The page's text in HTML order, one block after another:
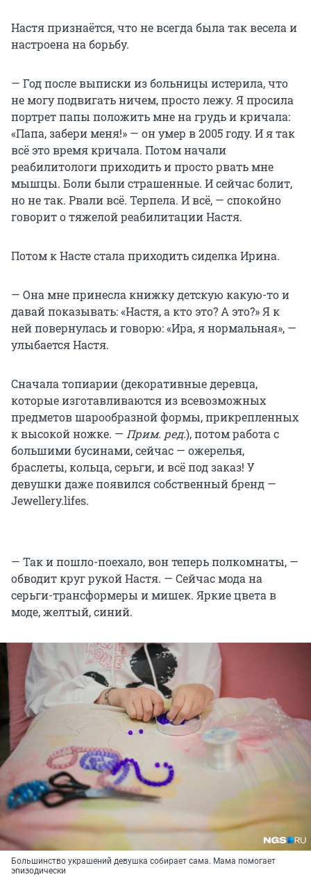
Настя признаётся, что не всегда была так весела и
настроена на борьбу.
— Год после выписки из больницы истерила, что
не могу подвигать ничем, просто лежу. Я просила
портрет папы положить мне на грудь и кричала:
«Папа, забери меня!» — он умер в 2005 году. И я так
всё это время кричала. Потом начали
реабилитологи приходить и просто рвать мне
мышцы. Боли были страшенные. И сейчас болит,
но не так. Рвали всё. Терпела. И всё, — спокойно
говорит о тяжелой реабилитации Настя.
Потом к Насте стала приходить сиделка Ирина.
— Она мне принесла книжку детскую какую-то и
давай показывать: «Настя, а кто это? А это?» Я к
ней повернулась и говорю: «Ира, я нормальная», —
улыбается Настя.
Сначала топиарии (декоративные деревца,
которые изготавливаются из всевозможных
предметов шарообразной формы, прикрепленных
к высокой ножке. — Прим. ред.), потом работа с
большими бусинами, сейчас — ожерелья,
браслеты, кольца, серьги, и всё под заказ! У
девушки даже появился собственный бренд —
Jewellery.lifes.
— Так и пошло-поехало, вон теперь полкомнаты, —
обводит круг рукой Настя. — Сейчас мода на
серьги-трансформеры и мишек. Яркие цвета в
моде, желтый, синий.
Большинство украшений девушка собирает сама. Мама помогает
эпизодически